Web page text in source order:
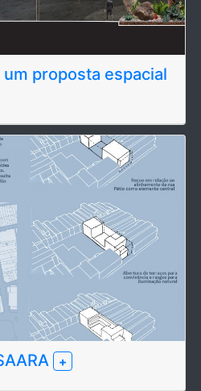
proposta espacial
+